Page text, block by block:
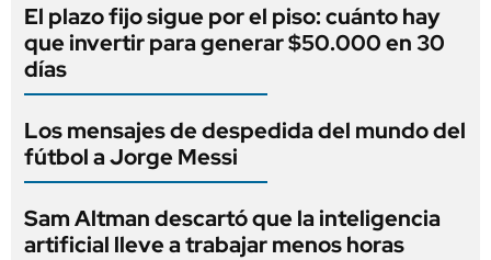
El plazo fijo sigue por el piso: cuánto hay
que invertir para generar $50.000 en 30
días
Los mensajes de despedida del mundo del
fútbol a Jorge Messi
Sam Altman descartó que la inteligencia
artificial lleve a trabajar menos horas